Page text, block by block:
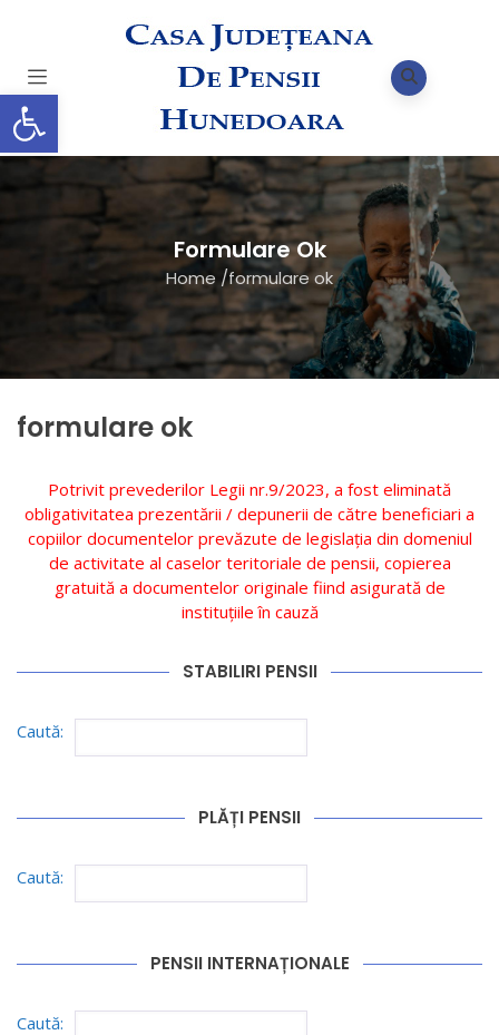
Formulare Ok
Home /formulare ok
formulare ok
Potrivit prevederilor Legii nr.9/2023, a fost eliminată
obligativitatea prezentării / depunerii de către beneficiari a
copiilor documentelor prevăzute de legislația din domeniul
de activitate al caselor teritoriale de pensii, copierea
gratuită a documentelor originale fiind asigurată de
instituțiile în cauză
STABILIRI PENSII
Caută:
PLĂȚI PENSII
Caută:
PENSII INTERNAȚIONALE
Caută:
Deschide bara de unelte